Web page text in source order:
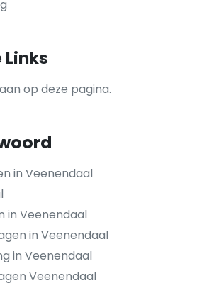
aan op deze pagina.
in Veenendaal
in Veenendaal
in Veenendaal
in Veenendaal
Veenendaal